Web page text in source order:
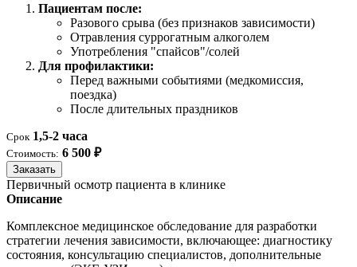
Пациентам после:
Разового срыва (без признаков зависимости)
Отравления суррогатным алкоголем
Употребления "спайсов"/солей
Для профилактики:
Перед важными событиями (медкомиссия,
поездка)
После длительных праздников
Срок 1,5-2 часа
Стоимость: 6 500 ₽
Заказать
Первичный осмотр пациента в клинике
Описание
Комплексное медицинское обследование для разработки
стратегии лечения зависимости, включающее: диагностику
состояния, консультацию специалистов, дополнительные